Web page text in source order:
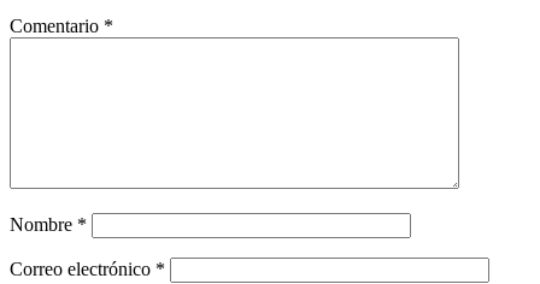
Comentario *
Nombre *
Correo electrónico *